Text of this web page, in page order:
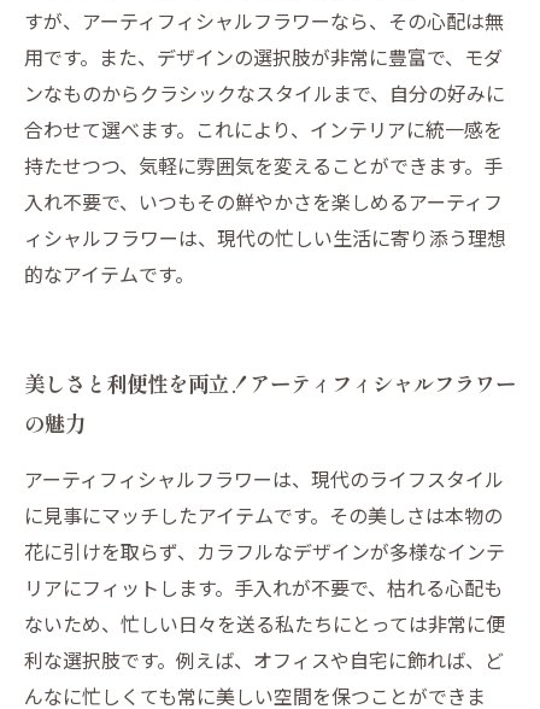
すが、アーティフィシャルフラワーなら、その心配は無
用です。また、デザインの選択肢が非常に豊富で、モダ
ンなものからクラシックなスタイルまで、自分の好みに
合わせて選べます。これにより、インテリアに統一感を
持たせつつ、気軽に雰囲気を変えることができます。手
入れ不要で、いつもその鮮やかさを楽しめるアーティフ
ィシャルフラワーは、現代の忙しい生活に寄り添う理想
的なアイテムです。
美しさと利便性を両立！アーティフィシャルフラワー
の魅力
アーティフィシャルフラワーは、現代のライフスタイル
に見事にマッチしたアイテムです。その美しさは本物の
花に引けを取らず、カラフルなデザインが多様なインテ
リアにフィットします。手入れが不要で、枯れる心配も
ないため、忙しい日々を送る私たちにとっては非常に便
利な選択肢です。例えば、オフィスや自宅に飾れば、ど
んなに忙しくても常に美しい空間を保つことができま